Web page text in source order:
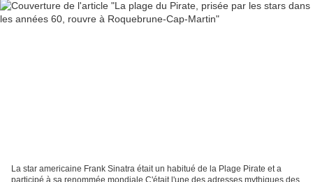
La star americaine Frank Sinatra était un habitué de la Plage Pirate et a
participé à sa renommée mondiale C'était l'une des adresses mythiques des